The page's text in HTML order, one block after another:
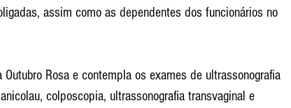
assim como as dependentes dos funcionários no
Rosa e contempla os exames de ultrassonografia
colposcopia, ultrassonografia transvaginal e